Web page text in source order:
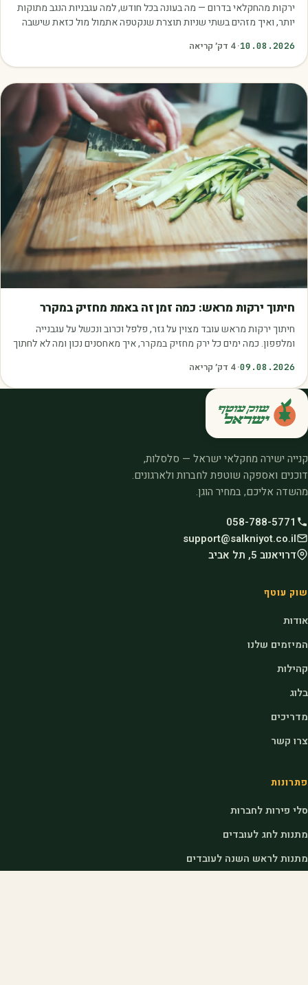
ירקות מהחקלאי בדרום — מה בעונה בכל חודש, למה עגבניות הנגב מתוקות
יותר, ואיך מזהים בשתי שניות תוצרת שנקטפה אתמול מול כזאת שישבה
10.08.2026
·
4 דק׳ קריאה
חיתוך ירקות מראש: כמה זמן זה באמת מחזיק במקרר
חיתוך ירקות מראש עובד מצוין על גזר, פלפל וכרוב ונכשל על עגבנייה
ומלפפון. כמה ימים כל ירק מחזיק במקרר, איך מאחסנים נכון ומה לא לחתוך
09.08.2026
·
4 דק׳ קריאה
קנייה ישירה מחקלאי ישראל — סלסלות,
דוכנים ואספקה שוטפת לחברות ולארגונים.
מהשדה אליכם, במחיר הוגן.
058-788-5771
support@salkniyot.co.il
דרויאנוב 5, תל אביב
שוק עוטף
אודות
המיזמים שלנו
קהילות
בלוג
מדריכים
צרו קשר
פתרונות
סלי פירות לחברות
מתנות לחג לעובדים
מתנות לראש השנה לעובדים